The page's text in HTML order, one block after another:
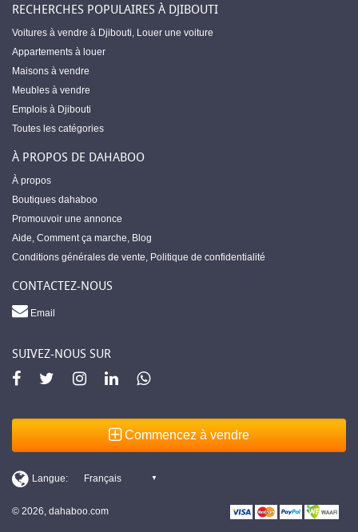
RECHERCHES POPULAIRES À DJIBOUTI
Voitures à vendre à Djibouti, Louer une voiture
Appartements à louer
Maisons à vendre
Meubles à vendre
Emplois à Djibouti
Toutes les catégories
À PROPOS DE DAHABOO
À propos
Boutiques dahaboo
Promouvoir une annonce
Aide, Comment ça marche, Blog
Conditions générales de vente, Politique de confidentialité
CONTACTEZ-NOUS
Email
SUIVEZ-NOUS SUR
Commencez à vendre
© 2026, dahaboo.com